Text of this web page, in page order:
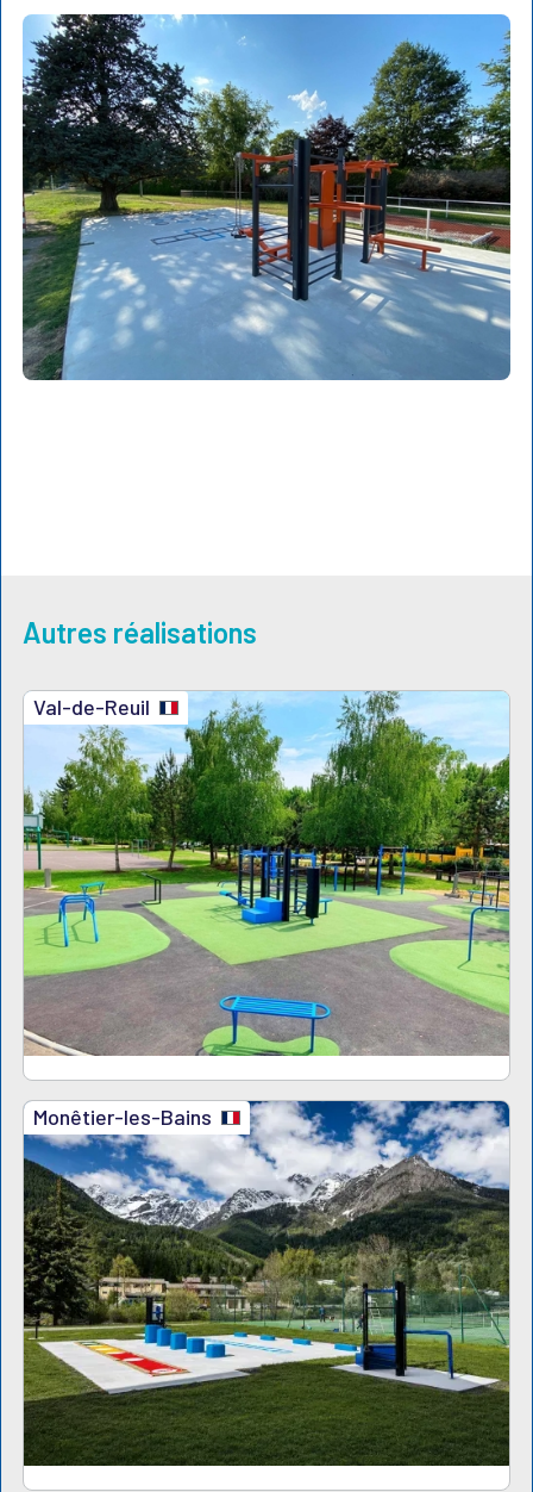
Autres réalisations
Val-de-Reuil
Monêtier-les-Bains